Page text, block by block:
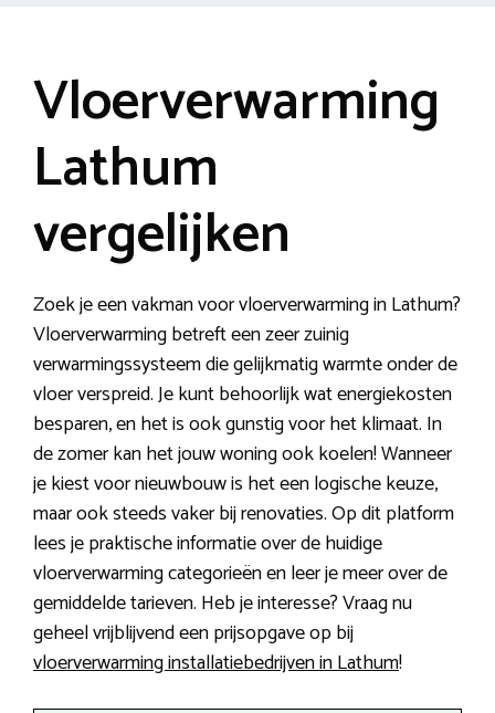
Vloerverwarming
Lathum
vergelijken
Zoek je een vakman voor vloerverwarming in Lathum?
Vloerverwarming betreft een zeer zuinig
verwarmingssysteem die gelijkmatig warmte onder de
vloer verspreid. Je kunt behoorlijk wat energiekosten
besparen, en het is ook gunstig voor het klimaat. In
de zomer kan het jouw woning ook koelen! Wanneer
je kiest voor nieuwbouw is het een logische keuze,
maar ook steeds vaker bij renovaties. Op dit platform
lees je praktische informatie over de huidige
vloerverwarming categorieën en leer je meer over de
gemiddelde tarieven. Heb je interesse? Vraag nu
geheel vrijblijvend een prijsopgave op bij
vloerverwarming installatiebedrijven in Lathum!